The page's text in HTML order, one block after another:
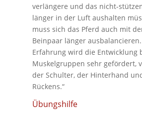
verlängere und das nicht-
länger in der Luft aushalten
muss sich das Pferd auch mit
Beinpaar länger
Erfahrung wird die Entwicklung
Muskelgruppen sehr gefördert,
der Schulter, der Hinterhand
Rückens.“
Übungshilfe